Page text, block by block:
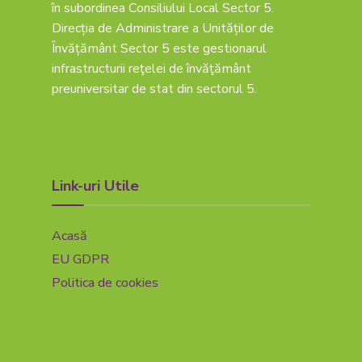
în subordinea Consiliului Local Sector 5.
Direcția de Administrare a Unităților de
Învățământ Sector 5 este gestionarul
infrastructurii reţelei de învăţământ
preuniversitar de stat din sectorul 5.
Link-uri Utile
Acasă
EU GDPR
Politica de cookies